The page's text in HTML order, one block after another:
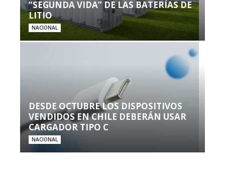
“SEGUNDA VIDA” DE LAS BATERÍAS DE
LITIO
NACIONAL
DESDE OCTUBRE LOS DISPOSITIVOS
VENDIDOS EN CHILE DEBERÁN USAR
CARGADOR TIPO C
NACIONAL